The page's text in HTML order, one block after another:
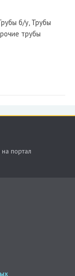
б/у, Трубы
трубы
портал